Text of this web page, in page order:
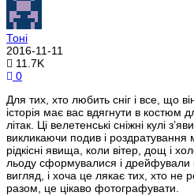
Тоні
2016-11-11
11.7K
0
Для тих, хто любить сніг і все, що
історія має вас вдягнути в костюм
літак. Ці велетенські сніжні кулі
викликаючи подив і роздратування
рідкісні явища, коли вітер, дощ і
льоду сформувалися і дрейфували
вигляд, і хоча це лякає тих, хто не
разом, це цікаво фотографувати.